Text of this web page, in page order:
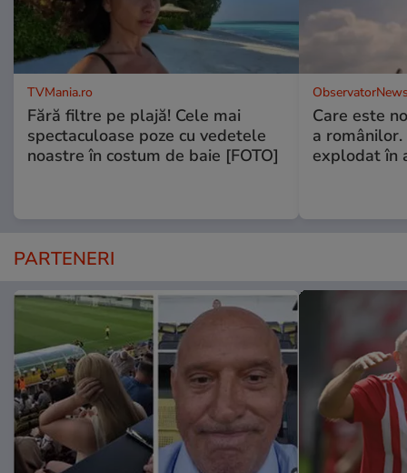
TVMania.ro
Fără filtre pe plajă! Cele mai
spectaculoase poze cu vedetele
noastre în costum de baie [FOTO]
Care este
a
explodat în
PARTENERI